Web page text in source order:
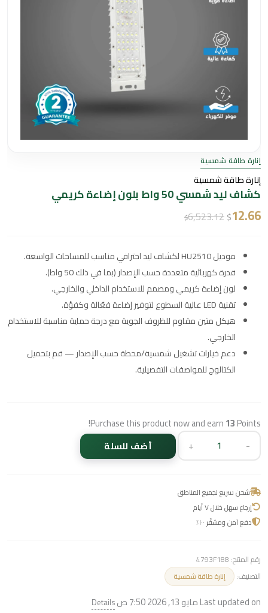
إنارة طاقة شمسية
إنارة طاقة شمسية
كشاف ليد شمسي 50 واط بلون إضاءة كريمي
$6,523.12$12.66
موديل HU2510 لكشاف ليد احترافي مناسب للمساحات الواسعة.
قدرة كهربائية متعددة حسب الإصدار (بما في ذلك 50 واط).
لون إضاءة كريمي ومصمم للاستخدام الداخلي والخارجي.
تقنية LED عالية السطوع لتوفير إضاءة فعّالة وكفؤة.
هيكل متين مقاوم للظروف الجوية مع درجة حماية مناسبة للاستخدام
الخارجي.
دعم خيارات تشغيل شمسية/محطة حسب الإصدار — قم بتحميل
الكتالوج للمواصفات التفصيلية.
Purchase this product now and earn13Points!
-
+ أضف للسلة
شحن سريع لجميع المناطق
إرجاع سهل خلال ٧ أيام
دفع آمن ومشفّر ١٠٠٪
رقم المنتج: 4793F188
التصنيف:
إنارة طاقة شمسية
Last updated on مايو 13, 2026 7:50 ص Details